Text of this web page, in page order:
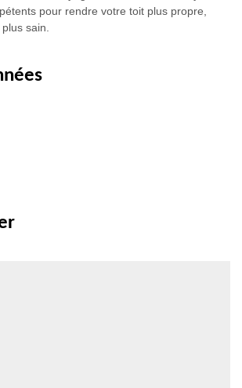
pour rendre votre toit plus propre,
sain.